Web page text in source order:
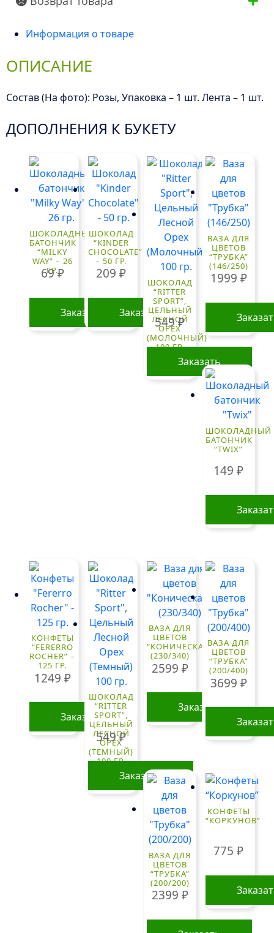
Информация о товаре
ОПИСАНИЕ
Состав (На фото): Розы, Упаковка – 1 шт. Лента – 1 шт.
ДОПОЛНЕНИЯ К БУКЕТУ
ШОКОЛАДНЫЙ
БАТОНЧИК
“MILKY
WAY” – 26
ГР.
69₽
Заказать
ШОКОЛАД
“KINDER
CHOCOLATE”
– 50 ГР.
209₽
Заказать
ШОКОЛАД
“RITTER
SPORT”,
ЦЕЛЬНЫЙ
ЛЕСНОЙ
ОРЕХ
(МОЛОЧНЫЙ)
100 ГР.
549₽
Заказать
ВАЗА ДЛЯ
ЦВЕТОВ
“ТРУБКА”
(146/250)
1999 ₽
ШОКОЛАДНЫЙ
БАТОНЧИК
“TWIX”
149₽
КОНФЕТЫ
“FERERRO
ROCHER” –
125 ГР.
1249 ₽
Заказать
ШОКОЛАД
“RITTER
SPORT”,
ЦЕЛЬНЫЙ
ЛЕСНОЙ
ОРЕХ
(ТЕМНЫЙ)
100 ГР.
549₽
Заказать
ВАЗА ДЛЯ
ЦВЕТОВ
“КОНИЧЕСКАЯ”
(230/340)
2599 ₽
Заказать
ВАЗА ДЛЯ
ЦВЕТОВ
“ТРУБКА”
(200/400)
3699 ₽
ВАЗА ДЛЯ
ЦВЕТОВ
“ТРУБКА”
(200/200)
2399 ₽
КОНФЕТЫ
“КОРКУНОВ”
775₽